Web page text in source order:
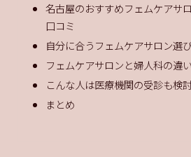
名古屋のおすすめフェムケアサ
口コミ
自分に合うフェムケアサロン選
フェムケアサロンと婦人科の違い
こんな人は医療機関の受診も検
まとめ